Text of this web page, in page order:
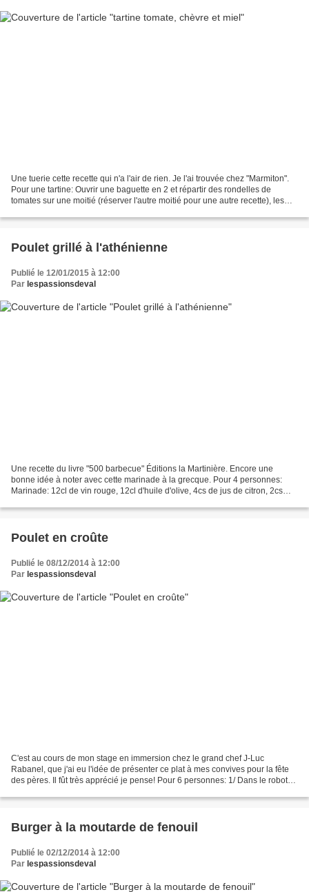
Une tuerie cette recette qui n'a l'air de rien. Je l'ai trouvée chez "Marmiton".
Pour une tartine: Ouvrir une baguette en 2 et répartir des rondelles de
tomates sur une moitié (réserver l'autre moitié pour une autre recette), les
Poulet grillé à l'athénienne
Publié le 12/01/2015 à 12:00
Par lespassionsdeval
Une recette du livre "500 barbecue" Éditions la Martinière. Encore une
bonne idée à noter avec cette marinade à la grecque. Pour 4 personnes:
Marinade: 12cl de vin rouge, 12cl d'huile d'olive, 4cs de jus de citron, 2cs
Poulet en croûte
Publié le 08/12/2014 à 12:00
Par lespassionsdeval
C'est au cours de mon stage en immersion chez le grand chef J-Luc
Rabanel, que j'ai eu l'idée de présenter ce plat à mes convives pour la fête
des pères. Il fût très apprécié je pense! Pour 6 personnes: 1/ Dans le robot
Burger à la moutarde de fenouil
Publié le 02/12/2014 à 12:00
Par lespassionsdeval